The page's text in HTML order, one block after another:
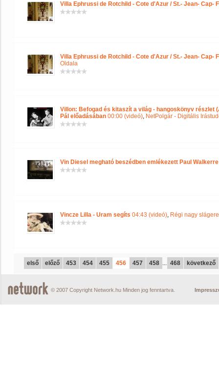
Villa Ephrussi de Rotchild - Cote d'Azur / St.- Jean- Cap-
Villa Ephrussi de Rotchild - Cote d'Azur / St.- Jean- Cap-
Oldala
Villon: Befogad és kitaszít a világ - hangoskönyv részlet
Pál előadásában 00:00 (videó), NetPolgár - Digitális
Vin Diesel megható beszédben emlékezett Paul Walkerre
Vincze Lilla - Uram segíts 04:43 (videó), Régi nagy
első előző 453 454 455 456 457 458 ... 468 következő
© 2007 Copyright Network.hu Minden jog fenntartva.